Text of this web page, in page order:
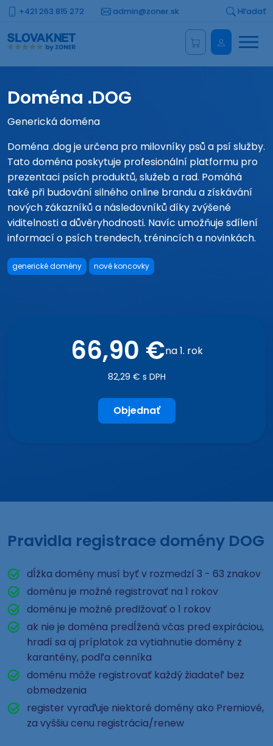
+421 263 815 272 admin@zoner.sk Hľadať
Menu
Doména .DOG
Generická doména
Doména .dog je určena pro milovníky psů a psí služby.
Tato doména poskytuje profesionální platformu pro
prezentaci psích produktů, služeb a rad. Pomáhá
také při budování silného online brandu a získávání
nových zákazníků a následovníků díky zvýšené
viditelnosti a důvěryhodnosti. Navíc umožňuje sdílení
informací o psích trendech, trénincích a novinkách.
generické domény nové koncovky
66,90 €na 1. rok
82,29 € s DPH
Objednať
Pravidla registrace domény DOG
dĺžka domény musí byť v rozmedzí 3 - 63 znakov
doménu je možné registrovať na 1 rokov
doménu je možné predlžovať o 1 rokov
ak nie je doména predĺžená včas pred expiráciou,
hradí sa aj príplatok za vytiahnutie domény z
karantény, podľa cenníka
doménu môže registrovať každý žiadateľ bez
obmedzenia
register vyraďuje niektoré domény ako Premiové,
za vyššiu cenu registrácia/renew